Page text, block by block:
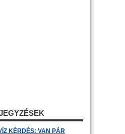
KÉRDÉS: VAN PÁR